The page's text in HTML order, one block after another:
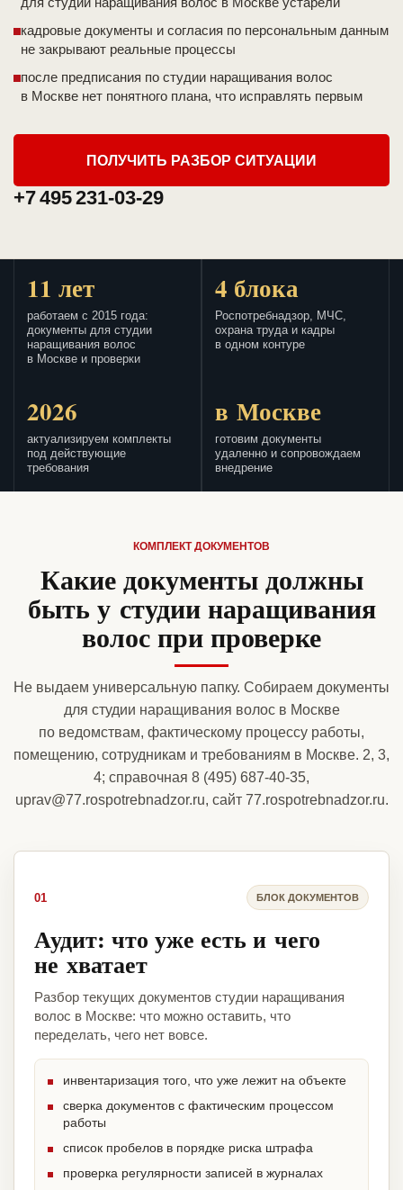
кадровые документы и согласия по персональным данным
не закрывают реальные процессы
после предписания по студии наращивания волос
в Москве нет понятного плана, что исправлять первым
ПОЛУЧИТЬ РАЗБОР СИТУАЦИИ
+7 495 231-03-29
11 лет
работаем с 2015 года:
документы для студии
наращивания волос
в Москве и проверки
4 блока
Роспотребнадзор, МЧС,
охрана труда и кадры
в одном контуре
2026
актуализируем комплекты
под действующие
требования
в Москве
готовим документы
удаленно и сопровождаем
внедрение
КОМПЛЕКТ ДОКУМЕНТОВ
Какие документы должны
быть у студии наращивания
волос при проверке
Не выдаем универсальную папку. Собираем документы
для студии наращивания волос в Москве
по ведомствам, фактическому процессу работы,
помещению, сотрудникам и требованиям в Москве. 2, 3,
4; справочная 8 (495) 687-40-35,
uprav@77.rospotrebnadzor.ru, сайт 77.rospotrebnadzor.ru.
01 БЛОК ДОКУМЕНТОВ
Аудит: что уже есть и чего
не хватает
Разбор текущих документов студии наращивания
волос в Москве: что можно оставить, что
переделать, чего нет вовсе.
инвентаризация того, что уже лежит на объекте
сверка документов с фактическим процессом
работы
список пробелов в порядке риска штрафа
проверка регулярности записей в журналах